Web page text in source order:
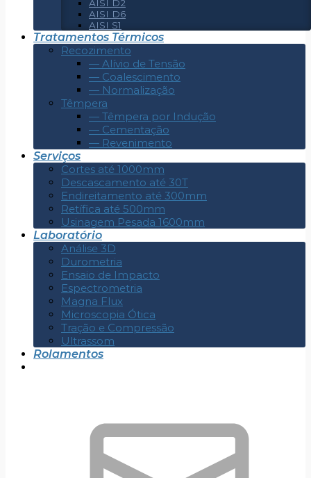
AISI D2
AISI D6
AISI S1
Tratamentos Térmicos
Recozimento
— Alívio de Tensão
— Coalescimento
— Normalização
Têmpera
— Têmpera por Indução
— Cementação
— Revenimento
Serviços
Cortes até 1000mm
Descascamento até 30T
Endireitamento até 300mm
Retífica até 500mm
Usinagem Pesada 1600mm
Laboratório
Análise 3D
Durometria
Ensaio de Impacto
Espectrometria
Magna Flux
Microscopia Ótica
Tração e Compressão
Ultrassom
Rolamentos